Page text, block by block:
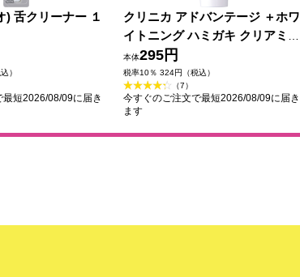
) 舌クリーナー １
）
短2026/08/09に届き
クリニカ アドバンテージ ＋ホワ
イトニング ハミガキ クリアミン
ト 歯磨き粉 １３０ｇ ライオン
(医薬部外品)
本体295円
税率10％ 324円（税込）
（7）
今すぐのご注文で最短2026/08/09に届き
ます